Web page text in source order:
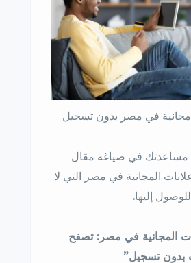
مجانية في مصر بدون تسجيل
مساعدتك في صياغة مقال
المجانية في مصر التي لا
إليها.
المجانية في مصر: تصفح
بدون تسجيل”